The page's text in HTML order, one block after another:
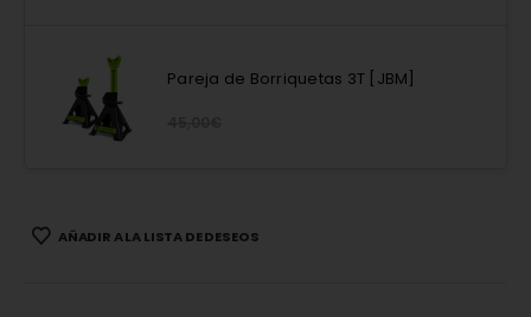
Pareja de Borriquetas 3T [JBM]
AÑADIR A LA LISTA DE DESEOS